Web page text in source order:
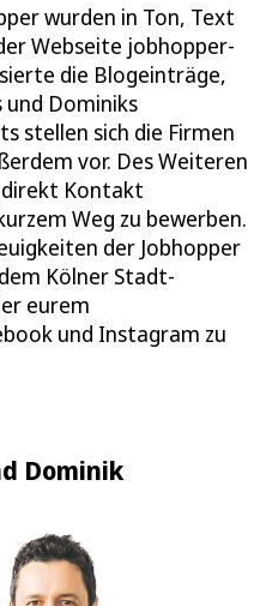
wurden in Ton, Text
Webseite jobhopper-
die Blogeinträge,
und Dominiks
stellen sich die Firmen
vor. Des Weiteren
Kontakt
Weg zu bewerben.
der Jobhopper
Kölner Stadt-
eurem
und Instagram zu
Dominik